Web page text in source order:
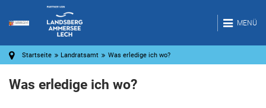
MENÜ
Startseite Landratsamt Was erledige ich wo?
Was erledige ich wo?